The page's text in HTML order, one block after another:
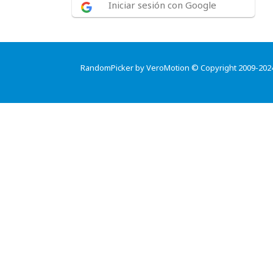
Iniciar sesión con Google
RandomPicker by VeroMotion © Copyright 2009-